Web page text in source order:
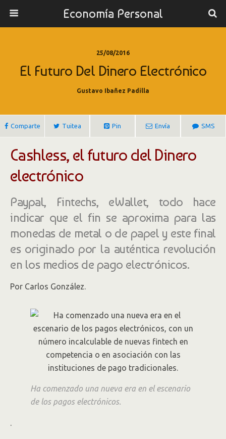
Economía Personal
25/08/2016
El Futuro Del Dinero Electrónico
Gustavo Ibañez Padilla
Comparte Tuitea Pin Envía SMS
Cashless, el futuro del Dinero
electrónico
Paypal, Fintechs, eWallet, todo hace
indicar que el fin se aproxima para las
monedas de metal o de papel y este final
es originado por la auténtica revolución
en los medios de pago electrónicos.
Por Carlos González.
Ha comenzado una nueva era en el escenario
de los pagos electrónicos.
.